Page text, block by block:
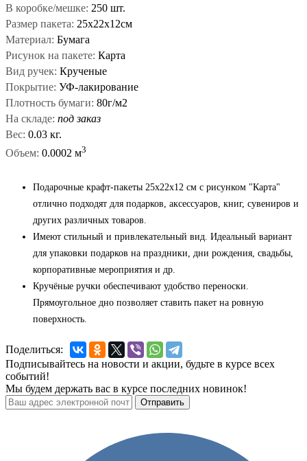
В коробке/мешке: 250 шт.
Размер пакета: 25х22х12см
Материал: Бумага
Рисунок на пакете: Карта
Вид ручек: Крученые
Покрытие: УФ-лакирование
Плотность бумаги: 80г/м2
На складе: под заказ
Вес: 0.03 кг.
Объем: 0.0002 м3
Подарочные крафт-пакеты 25x22x12 см с рисунком "Карта"
отлично подходят для подарков, аксессуаров, книг, сувениров и
других различных товаров.
Имеют стильный и привлекательный вид. Идеальный вариант
для упаковки подарков на праздники, дни рождения, свадьбы,
корпоративные мероприятия и др.
Кручёные ручки обеспечивают удобство переноски.
Прямоугольное дно позволяет ставить пакет на ровную
поверхность.
Поделиться:
Подписывайтесь на новости и акции, будьте в курсе всех
событий!
Мы будем держать вас в курсе последних новинок!